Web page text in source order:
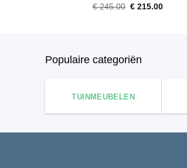
€245.00 Oorspronkelijke
€ 215.00Huidige
Populaire categoriën
TUINMEUBELEN